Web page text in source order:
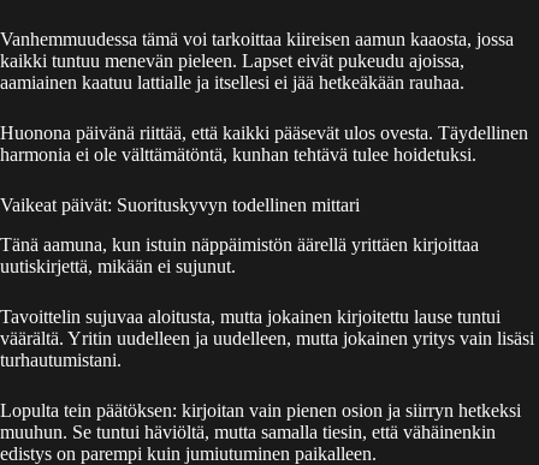
Vanhemmuudessa tämä voi tarkoittaa kiireisen aamun kaaosta, jossa
kaikki tuntuu menevän pieleen. Lapset eivät pukeudu ajoissa,
aamiainen kaatuu lattialle ja itsellesi ei jää hetkeäkään rauhaa.
Huonona päivänä riittää, että kaikki pääsevät ulos ovesta. Täydellinen
harmonia ei ole välttämätöntä, kunhan tehtävä tulee hoidetuksi.
Vaikeat päivät: Suorituskyvyn todellinen mittari
Tänä aamuna, kun istuin näppäimistön äärellä yrittäen kirjoittaa
uutiskirjettä, mikään ei sujunut.
Tavoittelin sujuvaa aloitusta, mutta jokainen kirjoitettu lause tuntui
väärältä. Yritin uudelleen ja uudelleen, mutta jokainen yritys vain lisäsi
turhautumistani.
Lopulta tein päätöksen: kirjoitan vain pienen osion ja siirryn hetkeksi
muuhun. Se tuntui häviöltä, mutta samalla tiesin, että vähäinenkin
edistys on parempi kuin jumiutuminen paikalleen.